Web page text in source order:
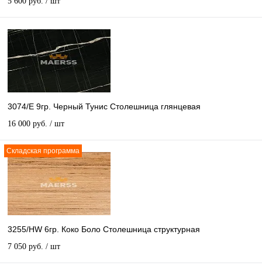
3074/E 9гр. Черный Тунис Столешница глянцевая
16 000 руб. / шт
Складская программа
3255/HW 6гр. Коко Боло Столешница структурная
7 050 руб. / шт